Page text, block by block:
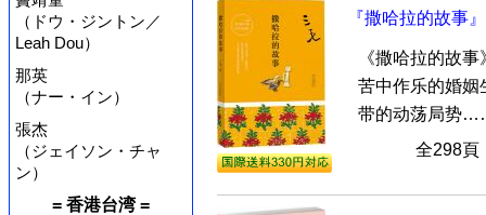
（ドウ・ジントン／
Leah Dou）
那英
（ナー・イン）
張杰
（ジェイソン・チャ
ン）
= 香港台湾 =
『撒哈拉的故事』
《撒哈拉的故
苦中作乐的婚姻
带的动荡局势
全298